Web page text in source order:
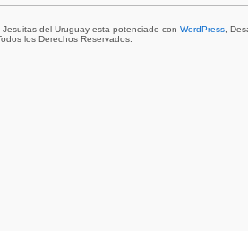
del Uruguay esta potenciado con WordPress ,
los Derechos Reservados.